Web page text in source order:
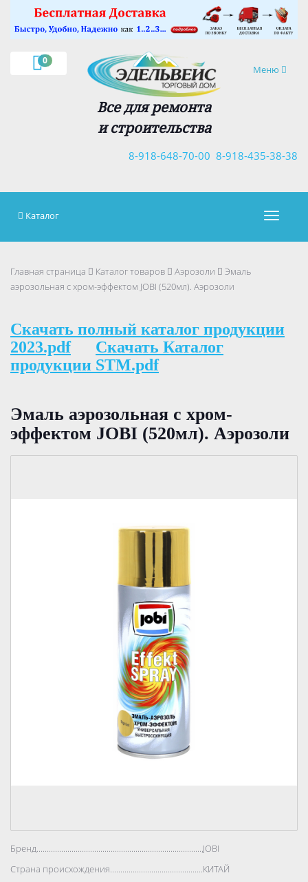
0
Навигация
Меню
Все для ремонта
и строительства
8-918-435-38-38
8-918-648-70-00
×
Каталог
Главная страница Каталог товаров Аэрозоли
Эмаль
аэрозольная с хром-эффектом JOBI (520мл). Аэрозоли
Скачать полный каталог продукции
2023.pdf
Скачать Каталог
продукции STM.pdf
Эмаль аэрозольная с хром-
эффектом JOBI (520мл). Аэрозоли
Бренд..................................................................................JOBI
Страна происхождения..................................................................................
КИТАЙ